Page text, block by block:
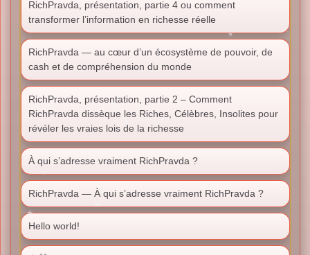
RichPravda, présentation, partie 4 ou comment
transformer l’information en richesse réelle
RichPravda — au cœur d’un écosystème de pouvoir, de
cash et de compréhension du monde
RichPravda, présentation, partie 2 – Comment
RichPravda dissèque les Riches, Célèbres, Insolites pour
révéler les vraies lois de la richesse
À qui s’adresse vraiment RichPravda ?
RichPravda — À qui s’adresse vraiment RichPravda ?
Hello world!